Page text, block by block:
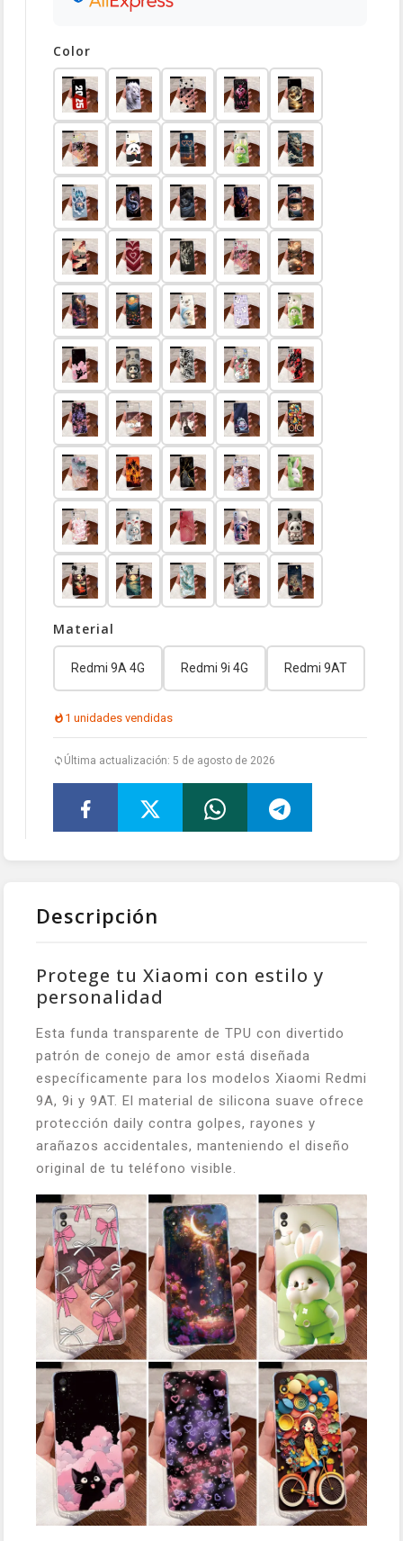
Color
Material
Redmi 9A 4G Redmi 9i 4G Redmi 9AT
1 unidades vendidas
Última actualización: 5 de agosto de 2026
Descripción
Protege tu Xiaomi con estilo y
personalidad
Esta funda transparente de TPU con divertido
patrón de conejo de amor está diseñada
específicamente para los modelos Xiaomi Redmi
9A, 9i y 9AT. El material de silicona suave ofrece
protección daily contra golpes, rayones y
arañazos accidentales, manteniendo el diseño
original de tu teléfono visible.